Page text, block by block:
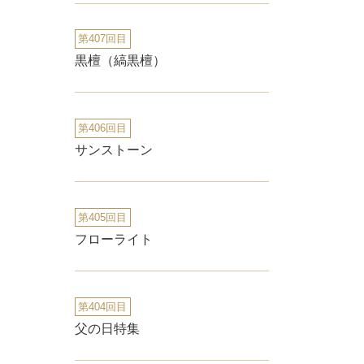
第407回目
黒檀（縞黒檀）
第406回目
サンストーン
第405回目
フローライト
第404回目
父の日特集